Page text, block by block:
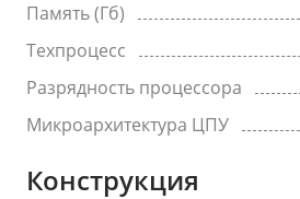
Память (Гб)
Техпроцесс
Разрядность процессора
Микроархитектура ЦПУ
Конструкция